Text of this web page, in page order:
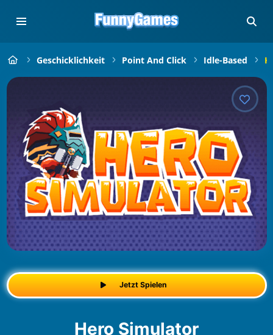
Geschicklichkeit Point And Click Idle-Based
Jetzt Spielen
Hero Simulator